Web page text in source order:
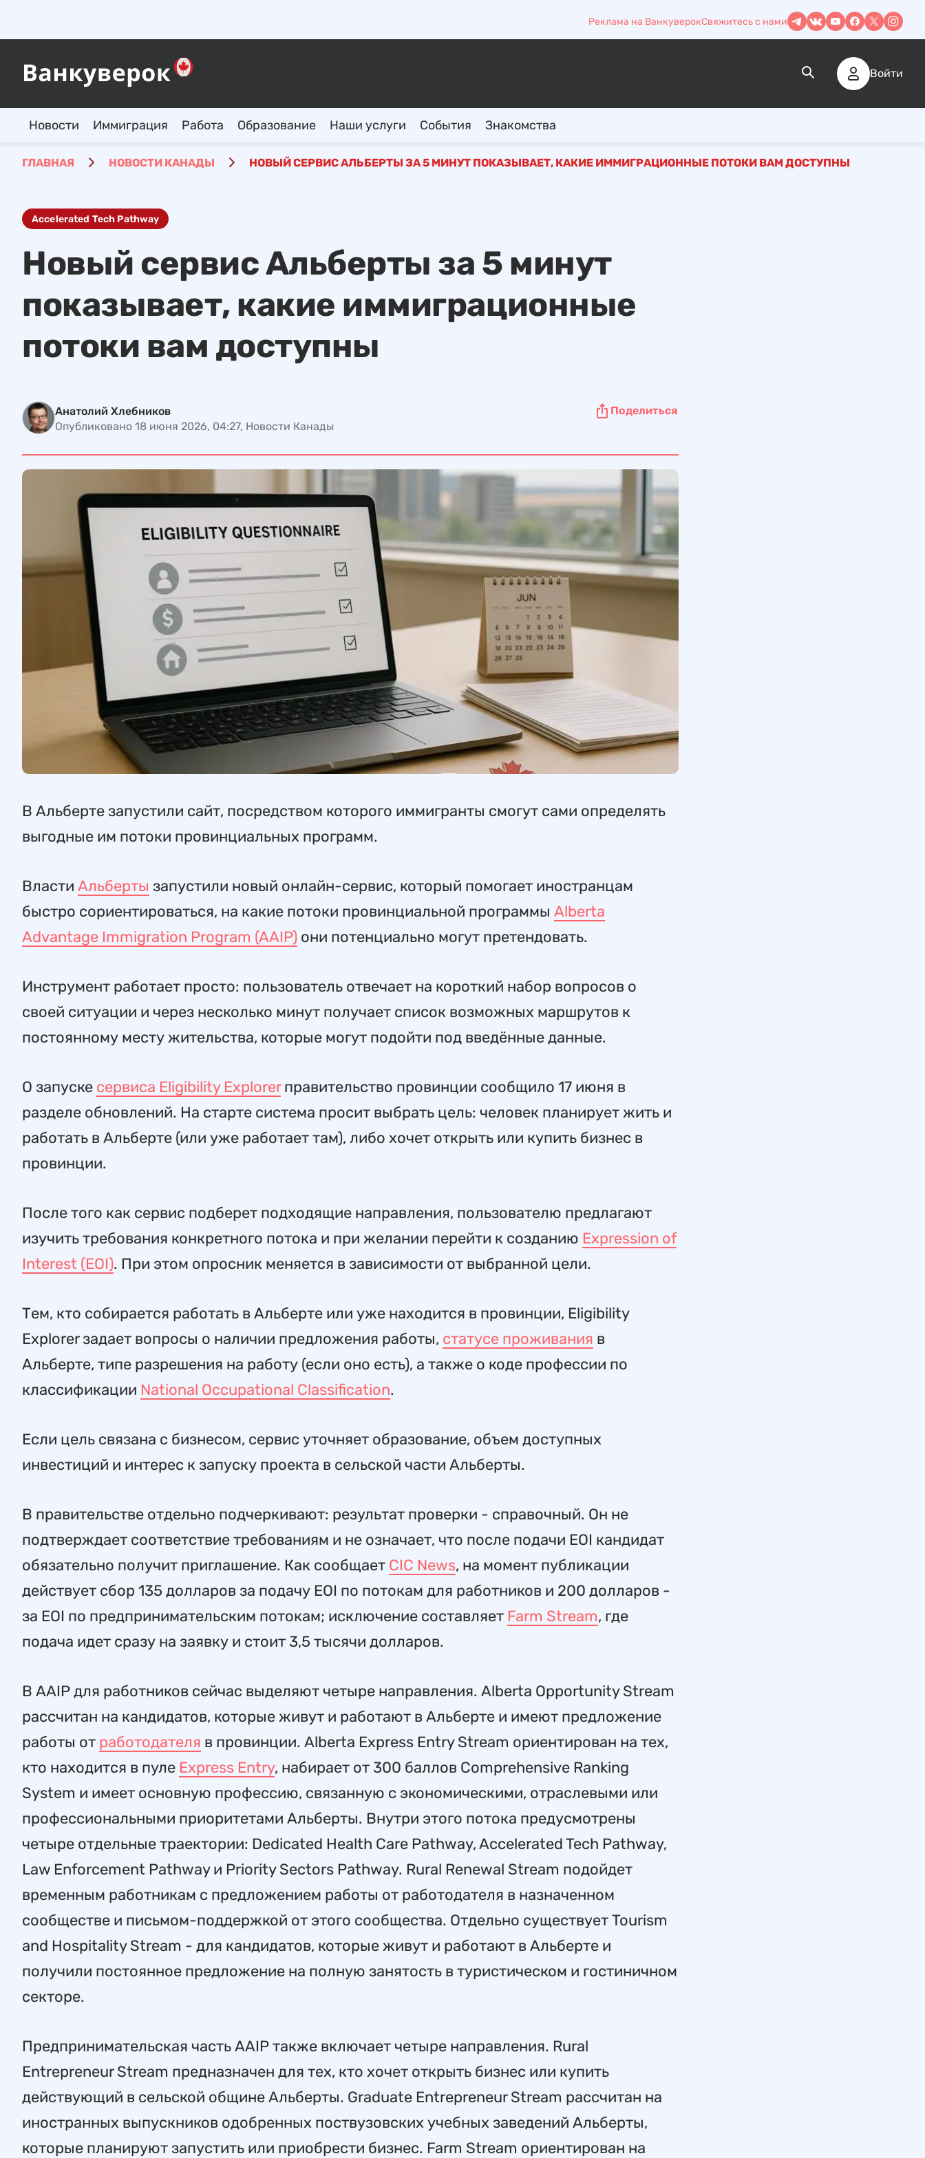
Реклама на ВанкуверокСвяжитесь с нами
Войти
Новости Иммиграция Работа Образование Наши услуги События Знакомства
ГЛАВНАЯ НОВОСТИ КАНАДЫ НОВЫЙ СЕРВИС АЛЬБЕРТЫ ЗА 5 МИНУТ ПОКАЗЫВАЕТ, КАКИЕ ИММИГРАЦИОННЫЕ ПОТОКИ ВАМ ДОСТУПНЫ
Accelerated Tech Pathway
Новый сервис Альберты за 5 минут
показывает, какие иммиграционные
потоки вам доступны
Анатолий Хлебников
Опубликовано 18 июня 2026, 04:27, Новости Канады
Поделиться
В Альберте запустили сайт, посредством которого иммигранты смогут сами определять
выгодные им потоки провинциальных программ.
Власти Альберты запустили новый онлайн-сервис, который помогает иностранцам
быстро сориентироваться, на какие потоки провинциальной программы Alberta
Advantage Immigration Program (AAIP) они потенциально могут претендовать.
Инструмент работает просто: пользователь отвечает на короткий набор вопросов о
своей ситуации и через несколько минут получает список возможных маршрутов к
постоянному месту жительства, которые могут подойти под введённые данные.
О запуске сервиса Eligibility Explorerправительство провинции сообщило 17 июня в
разделе обновлений. На старте система просит выбрать цель: человек планирует жить и
работать в Альберте (или уже работает там), либо хочет открыть или купить бизнес в
провинции.
После того как сервис подберет подходящие направления, пользователю предлагают
изучить требования конкретного потока и при желании перейти к созданию Expression of
Interest (EOI). При этом опросник меняется в зависимости от выбранной цели.
Тем, кто собирается работать в Альберте или уже находится в провинции, Eligibility
Explorer задает вопросы о наличии предложения работы, статусе проживания в
Альберте, типе разрешения на работу (если оно есть), а также о коде профессии по
классификации National Occupational Classification.
Если цель связана с бизнесом, сервис уточняет образование, объем доступных
инвестиций и интерес к запуску проекта в сельской части Альберты.
В правительстве отдельно подчеркивают: результат проверки - справочный. Он не
подтверждает соответствие требованиям и не означает, что после подачи EOI кандидат
обязательно получит приглашение. Как сообщает CIC News, на момент публикации
действует сбор 135 долларов за подачу EOI по потокам для работников и 200 долларов -
за EOI по предпринимательским потокам; исключение составляет Farm Stream, где
подача идет сразу на заявку и стоит 3,5 тысячи долларов.
В AAIP для работников сейчас выделяют четыре направления. Alberta Opportunity Stream
рассчитан на кандидатов, которые живут и работают в Альберте и имеют предложение
работы от работодателя в провинции. Alberta Express Entry Stream ориентирован на тех,
кто находится в пуле Express Entry, набирает от 300 баллов Comprehensive Ranking
System и имеет основную профессию, связанную с экономическими, отраслевыми или
профессиональными приоритетами Альберты. Внутри этого потока предусмотрены
четыре отдельные траектории: Dedicated Health Care Pathway, Accelerated Tech Pathway,
Law Enforcement Pathway и Priority Sectors Pathway. Rural Renewal Stream подойдет
временным работникам с предложением работы от работодателя в назначенном
сообществе и письмом-поддержкой от этого сообщества. Отдельно существует Tourism
and Hospitality Stream - для кандидатов, которые живут и работают в Альберте и
получили постоянное предложение на полную занятость в туристическом и гостиничном
секторе.
Предпринимательская часть AAIP также включает четыре направления. Rural
Entrepreneur Stream предназначен для тех, кто хочет открыть бизнес или купить
действующий в сельской общине Альберты. Graduate Entrepreneur Stream рассчитан на
иностранных выпускников одобренных поствузовских учебных заведений Альберты,
которые планируют запустить или приобрести бизнес. Farm Stream ориентирован на